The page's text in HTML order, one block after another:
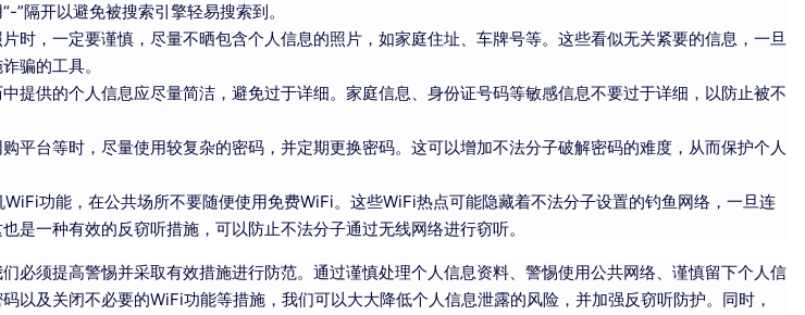
”隔开以避免被搜索引擎轻易搜索到。
片时，一定要谨慎，尽量不晒包含个人信息的照片，如家庭住址、车牌号等。这些看似无关紧要的信息，一旦
骗的工具。
提供的个人信息应尽量简洁，避免过于详细。家庭信息、身份证号码等敏感信息不要过于详细，以防止被不
购平台等时，尽量使用较复杂的密码，并定期更换密码。这可以增加不法分子破解密码的难度，从而保护个人
功能，在公共场所不要随便使用免费WiFi。这些WiFi热点可能隐藏着不法分子设置的钓鱼网络，一旦连
是一种有效的反窃听措施，可以防止不法分子通过无线网络进行窃听。
必须提高警惕并采取有效措施进行防范。通过谨慎处理个人信息资料、警惕使用公共网络、谨慎留下个人信
以及关闭不必要的WiFi功能等措施，我们可以大大降低个人信息泄露的风险，并加强反窃听防护。同时，